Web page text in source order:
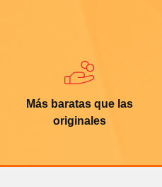
Más baratas que las
originales